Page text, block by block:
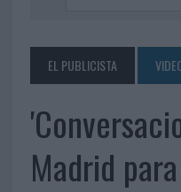
EL PUBLICISTA
Madrid